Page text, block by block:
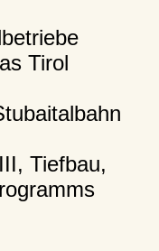
Tirol
Tiefbau,